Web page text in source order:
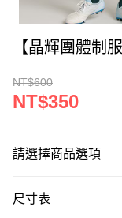
【晶輝團體制
NT$600
NT$350
請選擇商品選項
尺寸表